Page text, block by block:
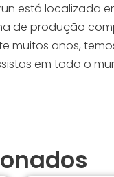
está localizada
de produção
muitos anos,
em todo o